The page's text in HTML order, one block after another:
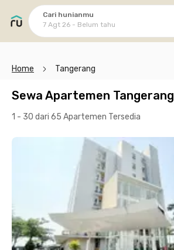
Cari hunianmu
7 Agt 26 - Belum tahu
Home Tangerang
Sewa Apartemen Tangerang
1 - 30 dari 65 Apartemen Tersedia